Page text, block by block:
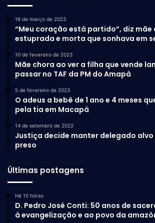
16 de março de 2023
“Meu coração está partido”, diz mãe
estuprada e morta que sonhava em
10 de fevereiro de 2023
Mãe chora ao ver a filha que vende
passar no TAF da PM do Amapá
5 de fevereiro de 2023
O adeus a bebê de 1 ano e 4 meses
pela tia em Macapá
14 de setembro de 2022
Justiça decide manter delegado
preso
Últimas postagens
Há 10 horas
D. Pedro José Conti: 50 anos de
à evangelização e ao povo da